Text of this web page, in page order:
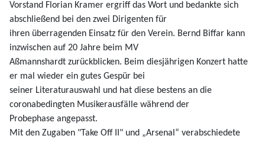
Vorstand Florian Kramer ergriff das Wort und bedankte sich
abschließend bei den zwei Dirigenten für
ihren überragenden Einsatz für den Verein. Bernd Biffar kann
inzwischen auf 20 Jahre beim MV
Aßmannshardt zurückblicken. Beim diesjährigen Konzert hatte
er mal wieder ein gutes Gespür bei
seiner Literaturauswahl und hat diese bestens an die
coronabedingten Musikerausfälle während der
Probephase angepasst.
Mit den Zugaben "Take Off II" und „Arsenal“ verabschiedete